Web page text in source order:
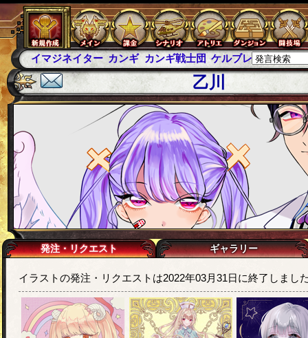
イマジネイター カンギ カンギ戦士団 ケルブレ ケルベロ
乙川
発注・リクエスト ギャラリー
イラストの発注・リクエストは2022年03月31日に終了しまし